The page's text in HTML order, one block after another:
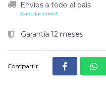
Envíos a todo el país
¡Calcular envío!
Garantía 12 meses
Compartir: